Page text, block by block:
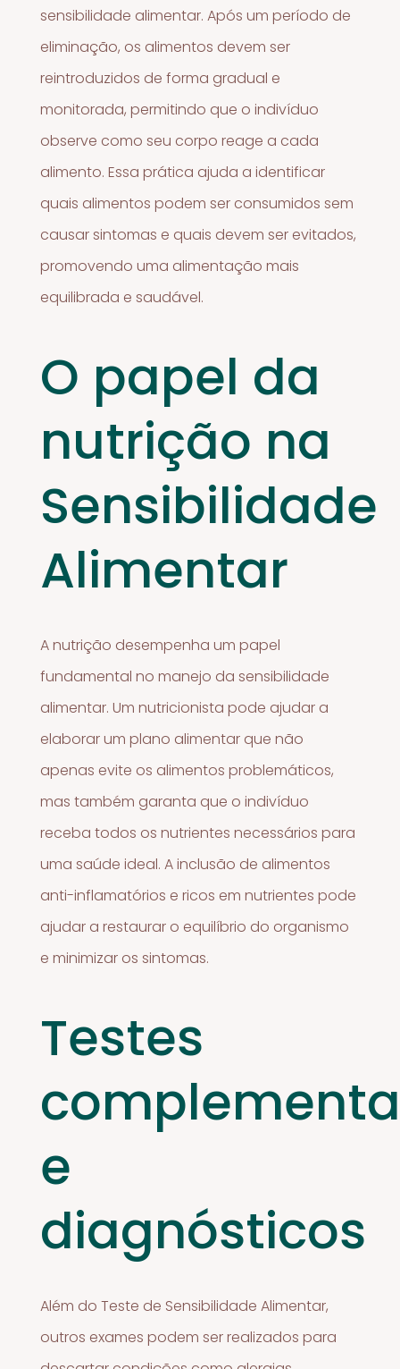
sensibilidade alimentar. Após um período de
eliminação, os alimentos devem ser
reintroduzidos de forma gradual e
monitorada, permitindo que o indivíduo
observe como seu corpo reage a cada
alimento. Essa prática ajuda a identificar
quais alimentos podem ser consumidos sem
causar sintomas e quais devem ser evitados,
promovendo uma alimentação mais
equilibrada e saudável.
O papel da
nutrição na
Sensibilidade
Alimentar
A nutrição desempenha um papel
fundamental no manejo da sensibilidade
alimentar. Um nutricionista pode ajudar a
elaborar um plano alimentar que não
apenas evite os alimentos problemáticos,
mas também garanta que o indivíduo
receba todos os nutrientes necessários para
uma saúde ideal. A inclusão de alimentos
anti-inflamatórios e ricos em nutrientes pode
ajudar a restaurar o equilíbrio do organismo
e minimizar os sintomas.
Testes
e
diagnósticos
Além do Teste de Sensibilidade Alimentar,
outros exames podem ser realizados para